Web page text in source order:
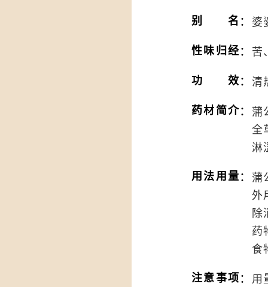
别名 ： 婆
性味归经： 苦
功效： 清
药材简介： 蒲
全
淋
用法用量： 蒲
外
除
药
食
注意事项： 用